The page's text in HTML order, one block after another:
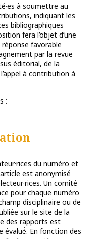
à soumettre au
indiquant les
bibliographiques
fera l’objet d’une
favorable
par la revue
éditorial, de la
à contribution à
:
du numéro et
est anonymisé
Un comité
pour chaque numéro
disciplinaire ou de
sur le site de la
des rapports est
évalué́. En fonction des